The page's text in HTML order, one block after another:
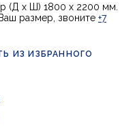
(Д х Ш) 1800 х 2200 мм.
размер, звоните +7
ИЗ ИЗБРАННОГО